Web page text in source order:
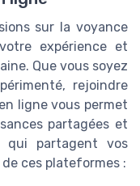
sur la voyance
expérience et
Que vous soyez
rejoindre
ligne vous permet
partagées et
qui partagent vos
ces plateformes :